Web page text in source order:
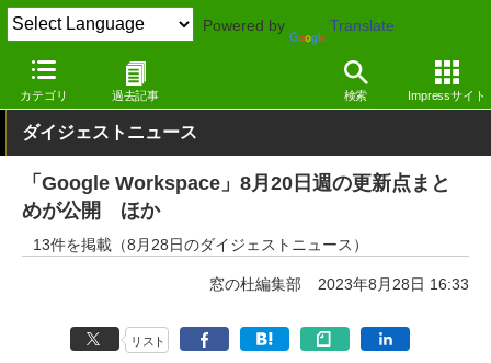
Powered by Translate
カテゴリ 過去記事 検索 Impressサイト
窓の杜 その他の話題 アップデート
ダイジェストニュース
「Google Workspace」8月20日週の更新点まと
めが公開 ほか
13件を掲載（8月28日のダイジェストニュース）
窓の杜編集部 2023年8月28日 16:33
リスト